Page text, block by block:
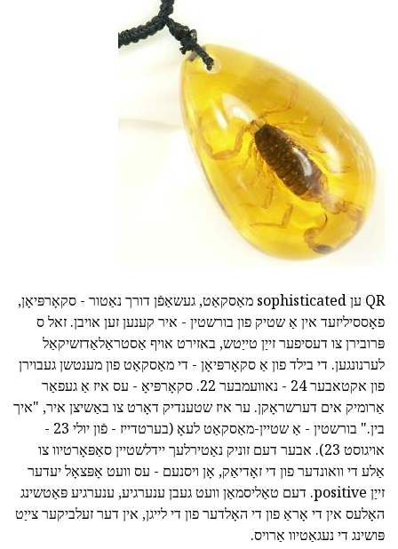
QR ען sophisticated מאַסקאַט, געשאַפֿן דורך נאַטור - סקאָרפּיאָן,
פאָססיליזעד אין אַ שטיק פון בורשטין - איר קענען זען אויבן. זאל ס
פּרובירן צו דעסיפער זייַן טייַטש, באזירט אויף אַסטראַלאַדזשיקאַל
לערנונגען. די בילד פון אַ סקאָרפּיאָן - די מאַסקאַט פון מענטשן געבוירן
פון אקטאבער 24 - נאוועמבער 22. סקאָרפּיאָ - עס איז אַ געפאַר
אַרומיק אים דערשראָקן. ער איז שטענדיק דאָרט צו באַשיצן איר, "איך
בין." בורשטין - אַ שטיין-מאַסקאַט לעאָ (בערטדייז - פֿון יולי 23 -
אויגוסט 23). אבער דעם זוניק נאַטירלעך יידלשטיין סאַפּאָרטיוו צו
אַלע די וואונדער פון די זאָדיאַק, אָן ויסנעם - עס וועט אָפּצאָל יעדער
זייַן positive. דעם טאַליסמאַן וועט געבן ענערגיע, ענערגיע פּאַטשינג
האָלעס אין די אָראַ פון די האָלדער פון די לייגן, אין דער זעלביקער צייַט
פּושינג די נעגאַטיוו אַרויס.